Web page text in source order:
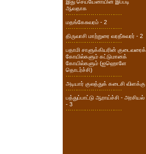
இது செய்யேனாயின் இப்படி
ஆவதாக
மதங்கேசுவரம் - 2
திருவாசி மாற்றுரை வரதீசுவரர் - 2
பதாமி சாளுக்கியரின் குடைவரைக்
கோயில்களும் கட்டுமானக்
கோயில்களும் (ஐஹொளே
தொடர்ச்சி)
அடியார் குலத்துக் கடைசி விளக்கு
பத்துப்பாட்டு ஆராய்ச்சி - அரசியல்
- 3